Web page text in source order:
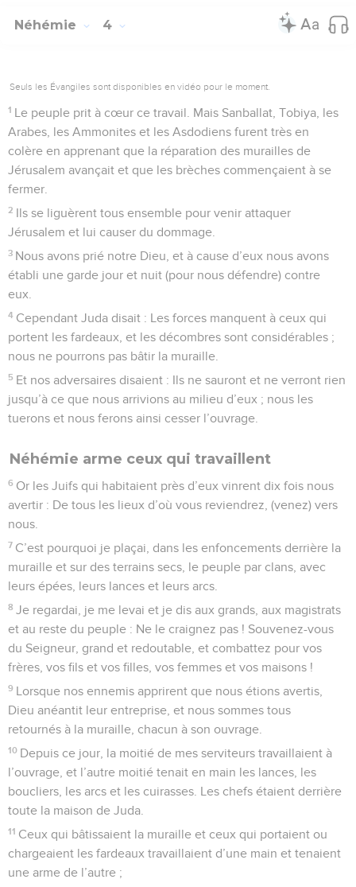
Néhémie 4
Seuls les Évangiles sont disponibles en vidéo pour le moment.
1 Le peuple prit à cœur ce travail. Mais Sanballat, Tobiya, les
Arabes, les Ammonites et les Asdodiens furent très en
colère en apprenant que la réparation des murailles de
Jérusalem avançait et que les brèches commençaient à se
fermer.
2 Ils se liguèrent tous ensemble pour venir attaquer
Jérusalem et lui causer du dommage.
3 Nous avons prié notre Dieu, et à cause d’eux nous avons
établi une garde jour et nuit (pour nous défendre) contre
eux.
4 Cependant Juda disait : Les forces manquent à ceux qui
portent les fardeaux, et les décombres sont considérables ;
nous ne pourrons pas bâtir la muraille.
5 Et nos adversaires disaient : Ils ne sauront et ne verront rien
jusqu’à ce que nous arrivions au milieu d’eux ; nous les
tuerons et nous ferons ainsi cesser l’ouvrage.
Néhémie arme ceux qui travaillent
6 Or les Juifs qui habitaient près d’eux vinrent dix fois nous
avertir : De tous les lieux d’où vous reviendrez, (venez) vers
nous.
7 C’est pourquoi je plaçai, dans les enfoncements derrière la
muraille et sur des terrains secs, le peuple par clans, avec
leurs épées, leurs lances et leurs arcs.
8 Je regardai, je me levai et je dis aux grands, aux magistrats
et au reste du peuple : Ne le craignez pas ! Souvenez-vous
du Seigneur, grand et redoutable, et combattez pour vos
frères, vos fils et vos filles, vos femmes et vos maisons !
9 Lorsque nos ennemis apprirent que nous étions avertis,
Dieu anéantit leur entreprise, et nous sommes tous
retournés à la muraille, chacun à son ouvrage.
10 Depuis ce jour, la moitié de mes serviteurs travaillaient à
l’ouvrage, et l’autre moitié tenait en main les lances, les
boucliers, les arcs et les cuirasses. Les chefs étaient derrière
toute la maison de Juda.
11 Ceux qui bâtissaient la muraille et ceux qui portaient ou
chargeaient les fardeaux travaillaient d’une main et tenaient
une arme de l’autre ;